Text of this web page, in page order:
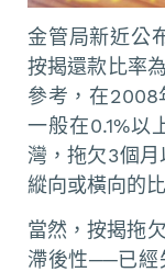
金管局新近公
按揭還款比率
參考，在2008
一般在0.1%以
灣，拖欠3個
縱向或橫向的
當然，按揭拖
滯後性──已經